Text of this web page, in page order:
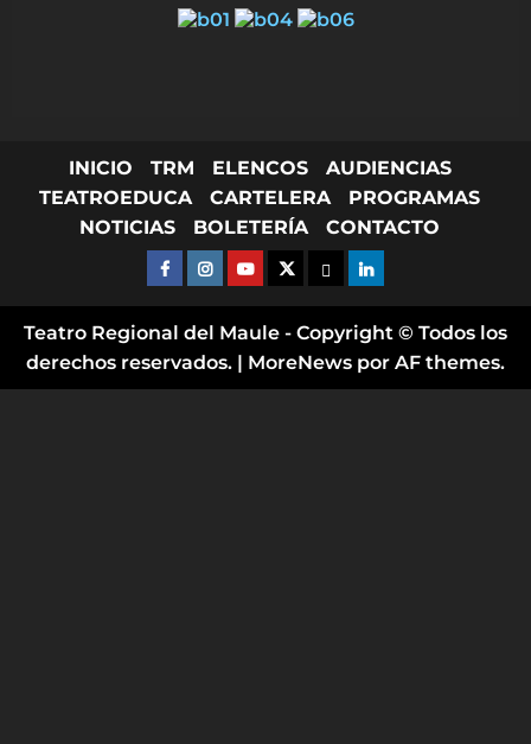
INICIO TRM ELENCOS
AUDIENCIAS
TEATROEDUCA
CARTELERA
PROGRAMAS
NOTICIAS
BOLETERÍA CONTACTO
FACEBOOK
INSTAGRAM
YOUTUBE
X TWITTER
FLICKRLINKED IN
Teatro Regional del Maule - Copyright © Todos los
derechos reservados. | MoreNews por AF themes.